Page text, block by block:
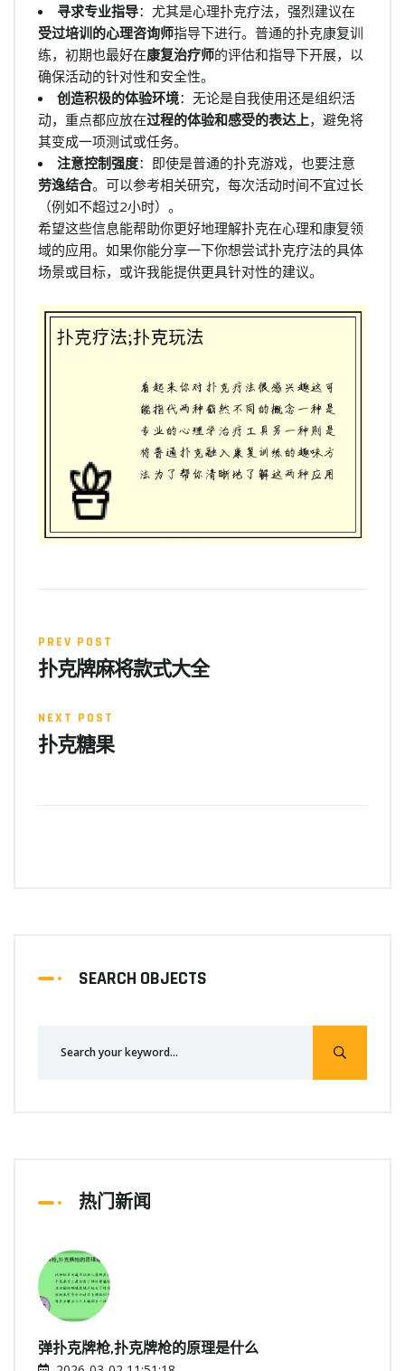
寻求专业指导：尤其是心理扑克疗法，强烈建议在
受过培训的心理咨询师指导下进行。普通的扑克康复训
练，初期也最好在康复治疗师的评估和指导下开展，以
确保活动的针对性和安全性。
创造积极的体验环境：无论是自我使用还是组织活
动，重点都应放在过程的体验和感受的表达上，避免将
其变成一项测试或任务。
注意控制强度：即使是普通的扑克游戏，也要注意
劳逸结合。可以参考相关研究，每次活动时间不宜过长
（例如不超过2小时）。
希望这些信息能帮助你更好地理解扑克在心理和康复领
域的应用。如果你能分享一下你想尝试扑克疗法的具体
场景或目标，或许我能提供更具针对性的建议。
PREV POST
扑克牌麻将款式大全
NEXT POST
扑克糖果
SEARCH OBJECTS
热门新闻
弹扑克牌枪,扑克牌枪的原理是什么